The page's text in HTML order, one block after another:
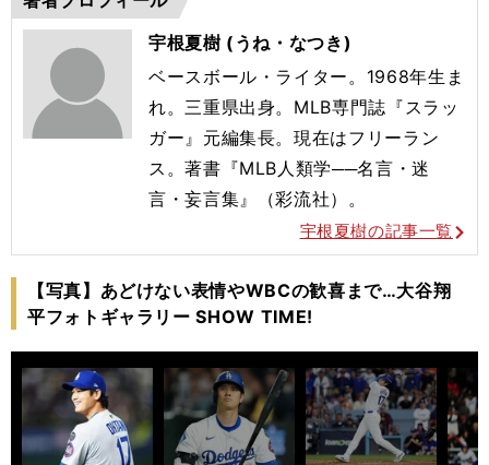
宇根夏樹 (うね・なつき)
ベースボール・ライター。1968年生ま
れ。 三重県出身。 MLB専門誌『スラッ
ガー』元編集長。現在はフリーラン
ス。著書『MLB人類学──名言・迷
言・妄言集』（彩流社）。
宇根夏樹の記事一覧
【写真】あどけない表情やWBCの歓喜まで…大谷翔
平フォトギャラリー SHOW TIME!